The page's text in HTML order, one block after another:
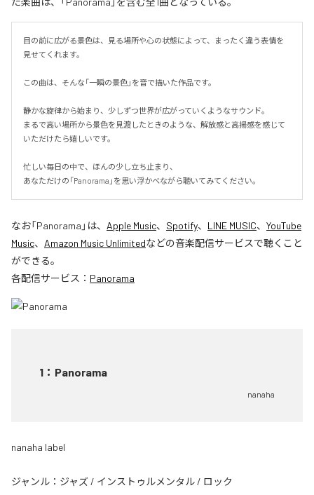
目の前に広がる景色は、見る場所や心の状態によって、まったく違う表情を
見せてくれます。
この曲は、そんな「一瞬の景色」を音で描いた作品です。
静かな旋律から始まり、少しずつ世界が広がっていくようなサウンド。
まるで高い場所から景色を見渡したときのような、解放感と高揚感を感じて
いただけたら嬉しいです。
忙しい毎日の中で、ほんの少し立ち止まり、
あなただけの「Panorama」を思い浮かべながら聴いてみてください。
なお「Panorama 」は、 Apple Music、 Spotify、 LINE MUSIC、 YouTube
Music、 Amazon Music Unlimitedなどの音楽配信サービスで聴くこと
ができる。
各配信サービス： Panorama
1 ： Panorama
nanaha
nanaha label
ジャンル： ジャズ / インストゥルメンタル / ロック